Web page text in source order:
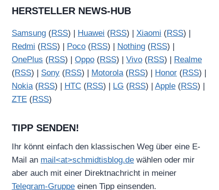
HERSTELLER NEWS-HUB
Samsung (RSS) | Huawei (RSS) | Xiaomi (RSS) |
Redmi (RSS) | Poco (RSS) | Nothing (RSS) |
OnePlus (RSS) | Oppo (RSS) | Vivo (RSS) |
Realme
(RSS) | Sony (RSS) | Motorola(RSS) | Honor (RSS) |
Nokia(RSS) | HTC (RSS) | LG (RSS) | Apple (RSS) |
ZTE (RSS)
TIPP SENDEN!
Ihr könnt einfach den klassischen Weg über eine E-
Mail an mail<at>schmidtisblog.de wählen oder mir
aber auch mit einer Direktnachricht in meiner
Telegram-Gruppe einen Tipp einsenden.